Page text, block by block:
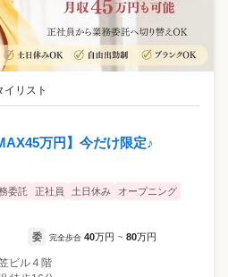
イリスト
万円】今だけ限定♪
委託 正社員 土日休み
オープニング
委 完全歩合 40万円 ~ 80万円
ビル４階